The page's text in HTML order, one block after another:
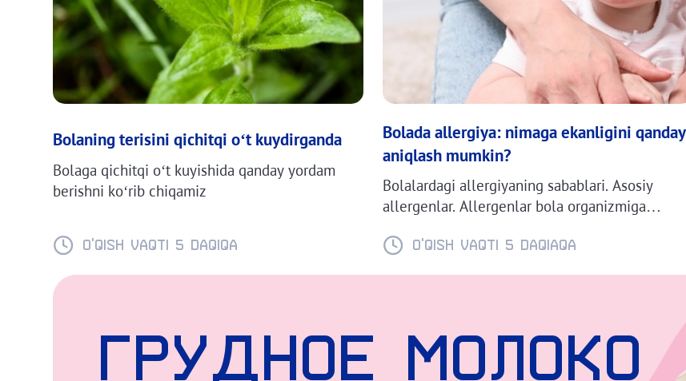
Bolaning terisini qichitqi o‘t kuydirganda
Bolaga qichitqi o‘t kuyishida qanday yordam
berishni ko‘rib chiqamiz
O'QISH VAQTI 5 daqiqa
Bolada allergiya: nimaga ekanligini qanday
aniqlash mumkin?
Bolalardagi allergiyaning sabablari. Asosiy
allergenlar. Allergenlar bola organizmiga
O'QISH VAQTI 5 daqiaqa
Грудное молоко